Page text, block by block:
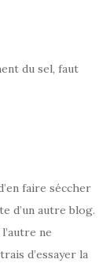
du sel, faut
faire séccher
d’un autre blog.
ne
d’essayer la